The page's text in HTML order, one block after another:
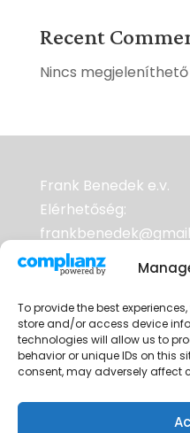
To provide the best
store and/or access device
technologies will allow us to
behavior or unique IDs on this
consent, may adversely affect
Recent
Nincs megjeleníthető
Frank Benedek e.v.
Elérhetőség:
Adószám: 70953352-
A weboldalak
RackHost Kft.
Cégjegyzékszám: 06